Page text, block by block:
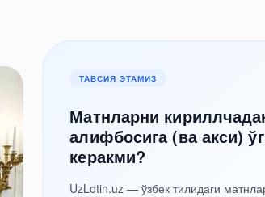
ТАВСИЯ ЭТАМИЗ
Матнларни
алифбосига (ва акси)
керакми?
UzLotin.uz — ўзбек тилидаги